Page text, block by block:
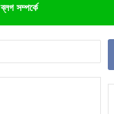
ব্লগ সম্পর্কে